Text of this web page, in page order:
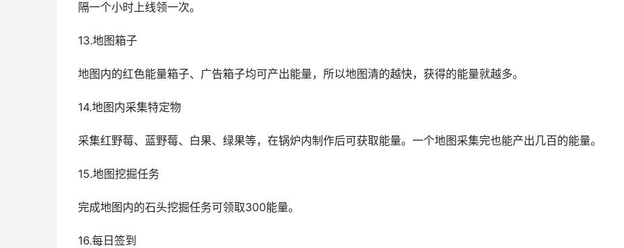
隔一个小时上线领一次。
13.地图箱子
地图内的红色能量箱子、广告箱子均可产出能量，所以地图清的越快，获得的能量就越多。
14.地图内采集特定物
采集红野莓、蓝野莓、白果、绿果等，在锅炉内制作后可获取能量。一个地图采集完也能产出几百的能量。
15.地图挖掘任务
完成地图内的石头挖掘任务可领取300能量。
16.每日签到